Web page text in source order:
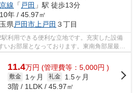
線 「 戸田 」駅 徒歩13分
年 / 45.97㎡
県 戸田市 上戸田 ３丁目
利用できる便利な立地です。充実した設備
いお部屋となっております。東南角部屋最上
11.4万円 (管理費等：5,000円 )
敷金 1ヶ月 礼金
1.5ヶ月
3階 / 1LDK / 45.97㎡